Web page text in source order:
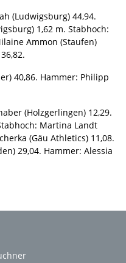
(Ludwigsburg) 44,94.
1,62 m. Stabhoch:
Ammon (Staufen)
40,86. Hammer: Philipp
(Holzgerlingen) 12,29.
Martina Landt
(Gäu Athletics) 11,08.
29,04. Hammer: Alessia